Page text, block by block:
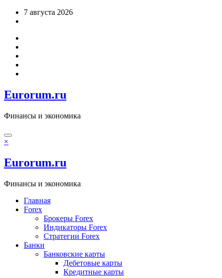
Перейти7 августа 2026
Eurorum.ru
Финансы и экономика
×
Eurorum.ru
Финансы и экономика
Главная
Forex
Брокеры Forex
Индикаторы Forex
Стратегии Forex
Банки
Банковские карты
Дебетовые карты
Кредитные карты